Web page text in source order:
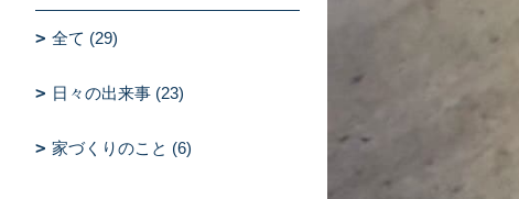
全て (29)
日々の出来事 (23)
家づくりのこと (6)